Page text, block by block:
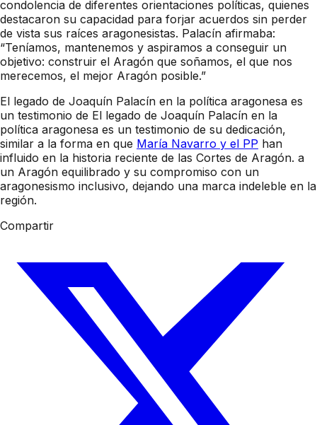
condolencia de diferentes orientaciones políticas, quienes
destacaron su capacidad para forjar acuerdos sin perder
de vista sus raíces aragonesistas. Palacín afirmaba:
“Teníamos, mantenemos y aspiramos a conseguir un
objetivo: construir el Aragón que soñamos, el que nos
merecemos, el mejor Aragón posible.”
El legado de Joaquín Palacín en la política aragonesa es
un testimonio de El legado de Joaquín Palacín en la
política aragonesa es un testimonio de su dedicación,
similar a la forma en que María Navarro y el PP han
influido en la historia reciente de las Cortes de Aragón. a
un Aragón equilibrado y su compromiso con un
aragonesismo inclusivo, dejando una marca indeleble en la
región.
Compartir